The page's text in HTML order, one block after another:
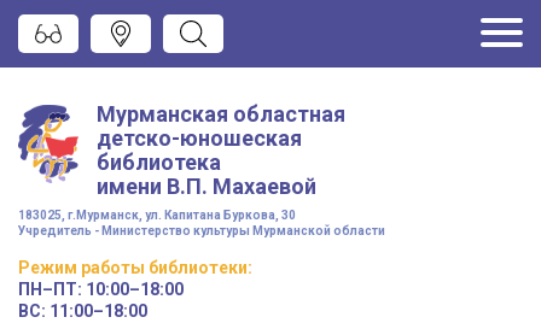
Мурманская областная
детско-юношеская
библиотека
имени В.П. Махаевой
183025, г.Мурманск, ул. Капитана Буркова, 30
Учредитель - Министерство культуры Мурманской области
Режим работы библиотеки:
ПН–ПТ: 10:00–18:00
ВС: 11:00–18:00